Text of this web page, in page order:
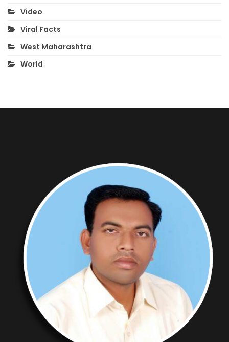
Video
Viral Facts
West Maharashtra
World